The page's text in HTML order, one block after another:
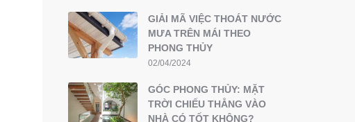
GIẢI MÃ VIỆC THOÁT NƯỚC
MƯA TRÊN MÁI THEO
PHONG THỦY
02/04/2024
GÓC PHONG THỦY: MẶT
TRỜI CHIẾU THẲNG VÀO
NHÀ CÓ TỐT KHÔNG?